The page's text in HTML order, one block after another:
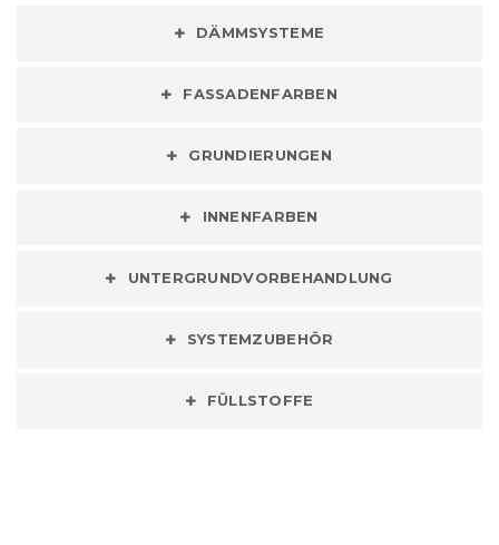
DÄMMSYSTEME
FASSADENFARBEN
GRUNDIERUNGEN
INNENFARBEN
UNTERGRUNDVORBEHANDLUNG
SYSTEMZUBEHÖR
FÜLLSTOFFE